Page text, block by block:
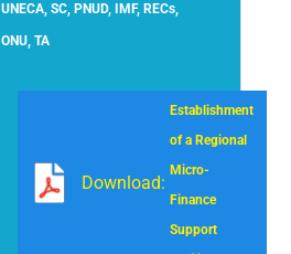
UNECA, SC, PNUD, IMF, RECs,
ONU, TA
Download:
Establishment
of a Regional
Micro-
Finance
Support